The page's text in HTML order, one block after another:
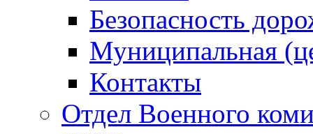
Безопасность
Муниципальная
Контакты
Отдел Военного